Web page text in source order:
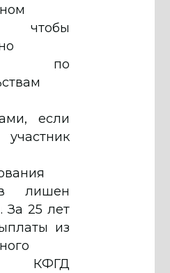
чтобы
по
если
лишен
За 25 лет
из
КФГД